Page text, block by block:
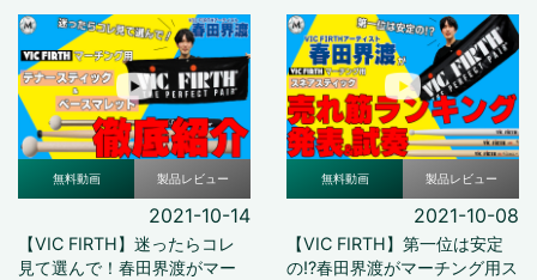
無料動画 製品レビュー
2021-10-14
【VIC FIRTH】迷ったらコレ
見て選んで！春田界渡がマー
無料動画 製品レビュー
2021-10-08
【VIC FIRTH】第一位は安定
の!?春田界渡がマーチング用ス